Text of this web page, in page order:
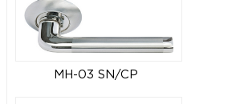
MH-03 SN/CP